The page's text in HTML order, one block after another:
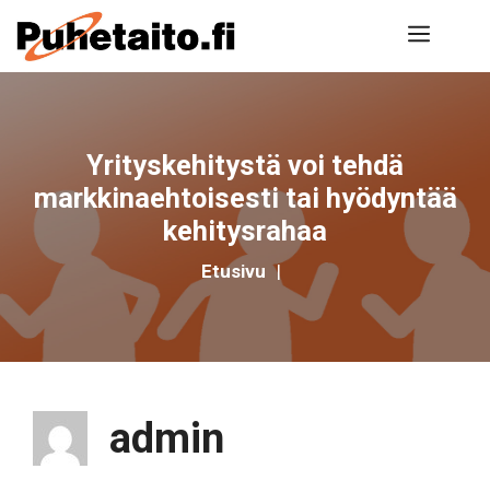
sisältöön
Yrityskehitystä voi tehdä
markkinaehtoisesti tai hyödyntää
kehitysrahaa
Etusivu |
admin